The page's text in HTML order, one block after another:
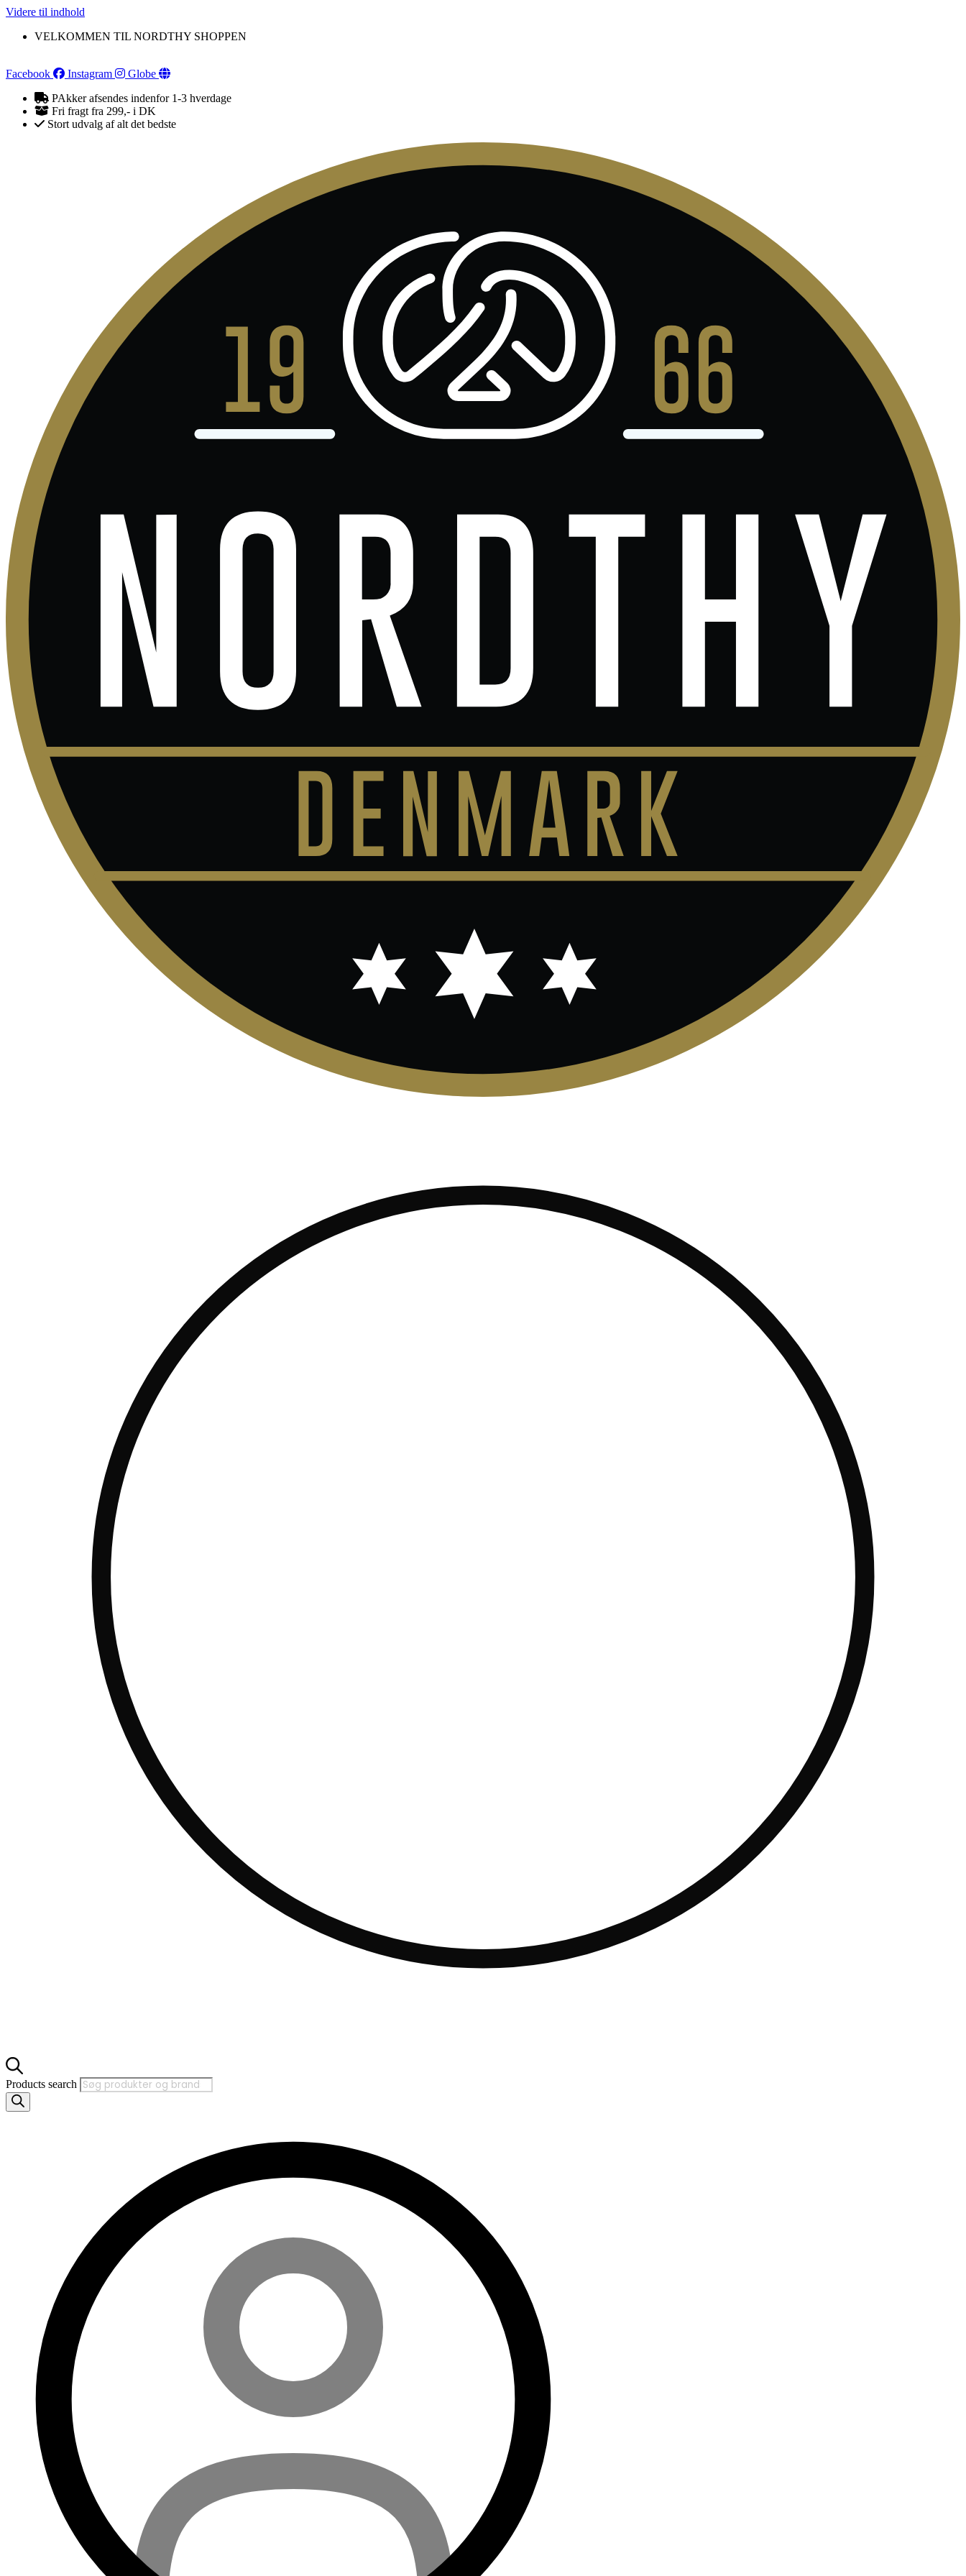
Videre til indhold
VELKOMMEN TIL NORDTHY SHOPPEN
Facebook Instagram
Globe
PAkker afsendes indenfor 1-3 hverdage
Fri fragt fra 299,- i DK
Stort udvalg af alt det bedste
Products search